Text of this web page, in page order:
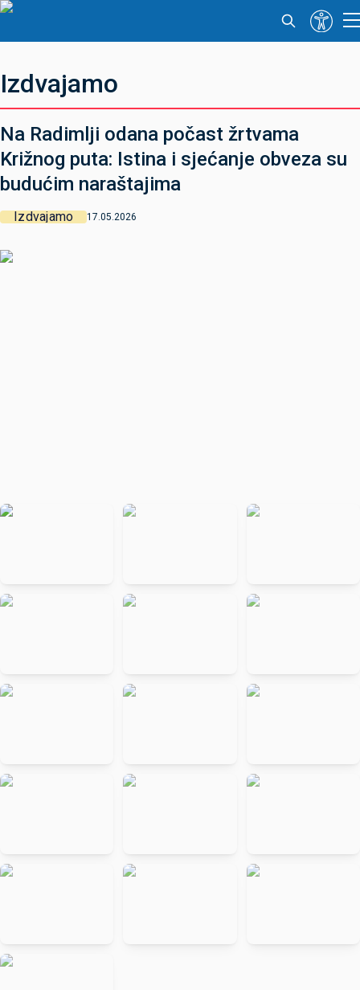
Izdvajamo
Na Radimlji odana počast žrtvama
Križnog puta: Istina i sjećanje obveza su
budućim naraštajima
Izdvajamo 17.05.2026